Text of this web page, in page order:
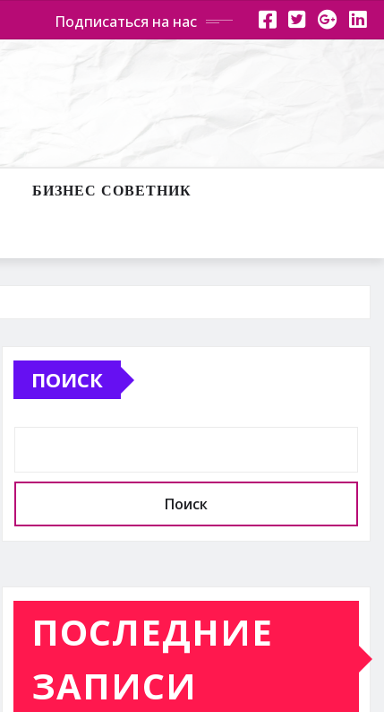
Подписаться на нас
БИЗНЕС СОВЕТНИК
ПОИСК
Поиск
ПОСЛЕДНИЕ
ЗАПИСИ